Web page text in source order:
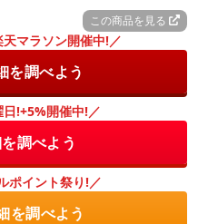
この商品を見る
マラソン開催中!／
を調べよう
!+5%開催中!／
調べよう
ポイント祭り!／
を調べよう